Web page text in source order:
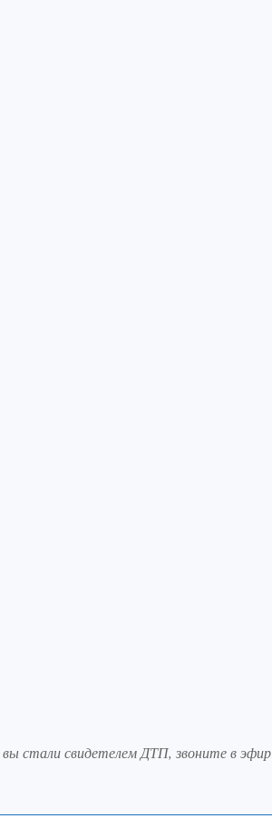
стали свидетелем ДТП, звоните в эфир